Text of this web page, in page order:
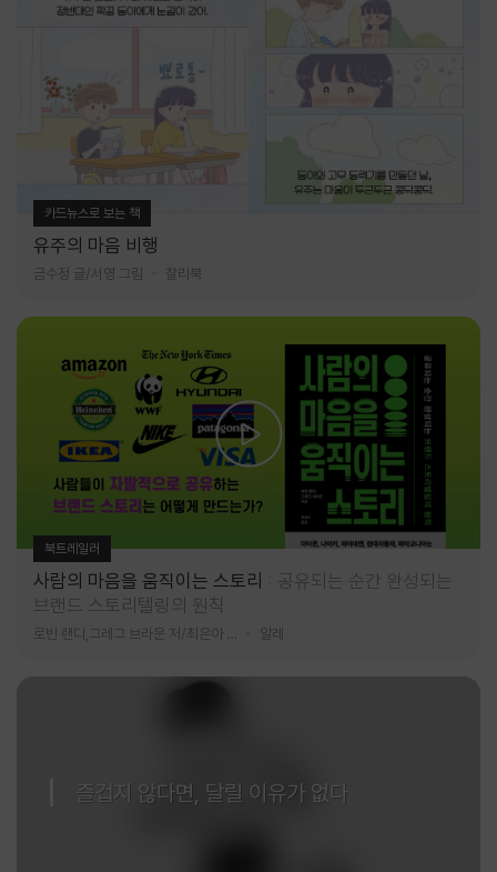
카드뉴스로 보는 책
유주의 마음 비행
금수정 글/서영 그림 찰리북
북트레일러
사람의 마음을 움직이는 스토리
공유되는 순간 완성되는
브랜드 스토리텔링의 원칙
알레
즐겁지 않다면, 달릴 이유가 없다